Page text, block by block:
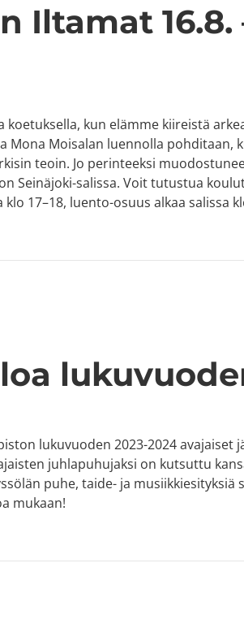
Iltamat
koetuksella, kun elämme kiireistä
Mona Moisalan luennolla pohditaan,
teoin. Jo perinteeksi
Seinäjoki-salissa. Voit tutustua
17–18, luento-osuus alkaa salissa
lukuvuoden 2023-2024 avajaiset
juhlapuhujaksi on kutsuttu
puhe, taide- ja musiikkiesityksiä
mukaan!